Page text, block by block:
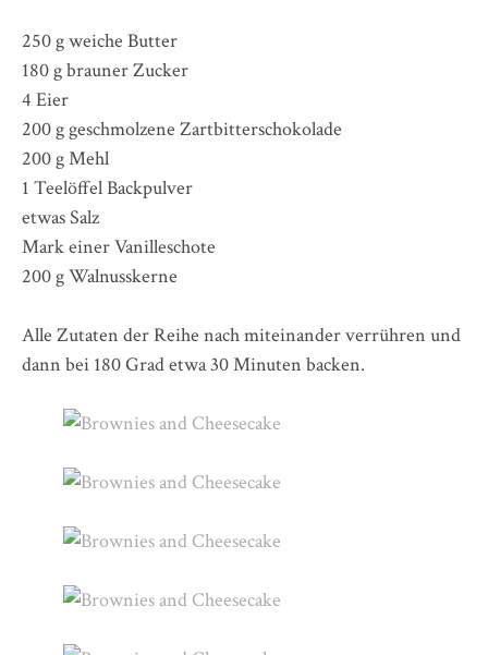
250 g weiche Butter
180 g brauner Zucker
4 Eier
200 g geschmolzene Zartbitterschokolade
200 g Mehl
1 Teelöffel Backpulver
etwas Salz
Mark einer Vanilleschote
200 g Walnusskerne
Alle Zutaten der Reihe nach miteinander verrühren und
dann bei 180 Grad etwa 30 Minuten backen.